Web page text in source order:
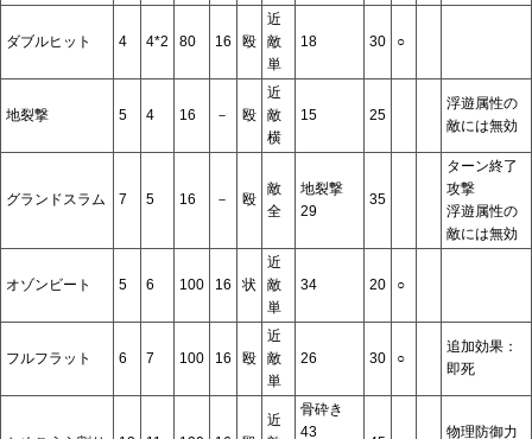
ダブルヒット 4 4*2 80 16 殴
近
敵
単
18 30 ○
地裂撃 5 4 16 － 殴
近
敵
横
15 25
浮遊属性の
敵には無効
グランドスラム 7 5 16 － 殴
敵
全
地裂撃
29
35
ターン終了
攻撃
浮遊属性の
敵には無効
オゾンビート 5 6 100 16 状
近
敵
単
34 20 ○
フルフラット 6 7 100 16 殴
近
敵
単
26 30 ○
追加効果：
即死
近
骨砕き
43
物理防御力